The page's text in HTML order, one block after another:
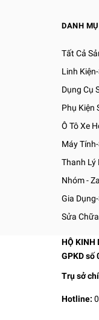
DANH
Tất Cả
Linh
Dụng Cụ
Phụ Kiện
Ô Tô Xe
Máy
Thanh Lý
Nhóm -
Gia
Sửa
HỘ KINH
GPKD số
Trụ sở
Hotline: